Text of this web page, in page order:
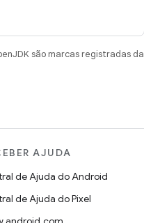
são marcas registradas da
AJUDA
de Ajuda do Android
de Ajuda do Pixel